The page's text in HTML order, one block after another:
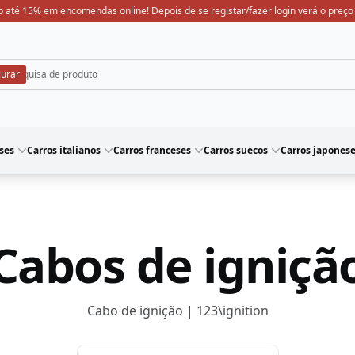
até 15% em encomendas online! Depois de se registar/fazer login verá o
Carros italianos Carros franceses Carros suecos Carros
de
Cabo de ignição | 123\ignition